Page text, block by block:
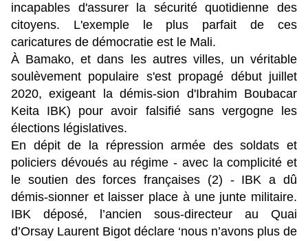
incapables d'assurer la sécurité quotidienne des
citoyens. L'exemple le plus parfait de ces
caricatures de démocratie est le Mali.
À Bamako, et dans les autres villes, un véritable
soulèvement populaire s'est propagé début juillet
2020, exigeant la démis-sion d'Ibrahim Boubacar
Keita IBK) pour avoir falsifié sans vergogne les
élections législatives.
En dépit de la répression armée des soldats et
policiers dévoués au régime - avec la complicité et
le soutien des forces françaises (2) - IBK a dû
démis-sionner et laisser place à une junte militaire.
IBK déposé, l’ancien sous-directeur au Quai
d’Orsay Laurent Bigot déclare ‘nous n’avons plus de